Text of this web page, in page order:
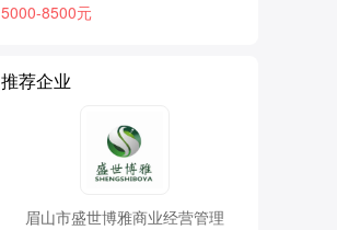
5000-8500元
推荐企业
眉山市盛世博雅商业经营管理